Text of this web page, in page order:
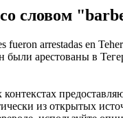
словом
fueron arrestadas en
арестованы в
из открытых